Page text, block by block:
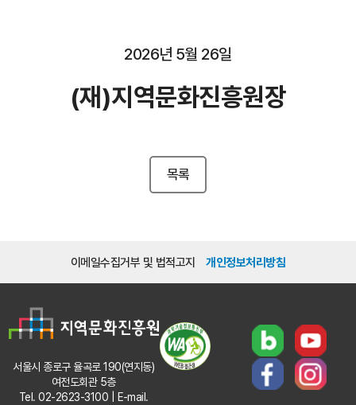
2026년 5월 26일
(재)지역문화진흥원장
목록
이메일수집거부 및 법적고지 개인정보처리방침
서울시 종로구 율곡로 190(연지동)
여전도회관 5층
Tel. 02-2623-3100 | E-mail.